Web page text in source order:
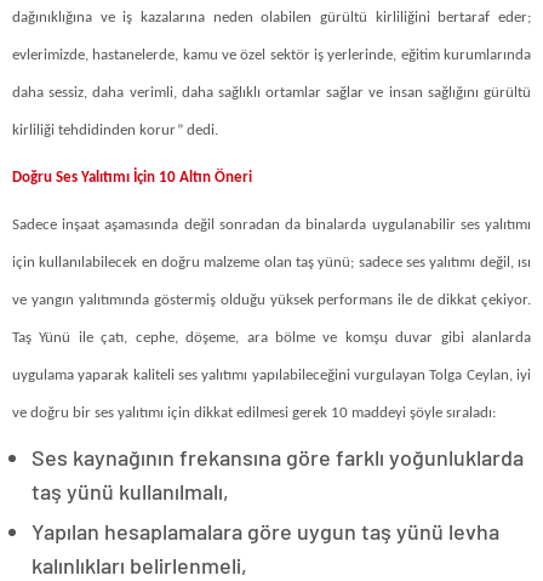
dağınıklığına ve iş kazalarına neden olabilen gürültü kirliliğini bertaraf eder;
evlerimizde, hastanelerde, kamu ve özel sektör iş yerlerinde, eğitim kurumlarında
daha sessiz, daha verimli, daha sağlıklı ortamlar sağlar ve insan sağlığını gürültü
kirliliği tehdidinden korur” dedi.
Doğru Ses Yalıtımı İçin 10 Altın Öneri
Sadece inşaat aşamasında değil sonradan da binalarda uygulanabilir ses yalıtımı
için kullanılabilecek en doğru malzeme olan taş yünü; sadece ses yalıtımı değil, ısı
ve yangın yalıtımında göstermiş olduğu yüksek performans ile de dikkat çekiyor.
Taş Yünü ile çatı, cephe, döşeme, ara bölme ve komşu duvar gibi alanlarda
uygulama yaparak kaliteli ses yalıtımı yapılabileceğini vurgulayan Tolga Ceylan, iyi
ve doğru bir ses yalıtımı için dikkat edilmesi gerek 10 maddeyi şöyle sıraladı:
Ses kaynağının frekansına göre farklı yoğunluklarda
taş yünü kullanılmalı,
Yapılan hesaplamalara göre uygun taş yünü levha
kalınlıkları belirlenmeli,